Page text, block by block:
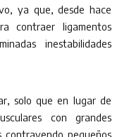
ya que, desde hace
contraer ligamentos
inestabilidades
solo que en lugar de
con grandes
contrayendo pequeños